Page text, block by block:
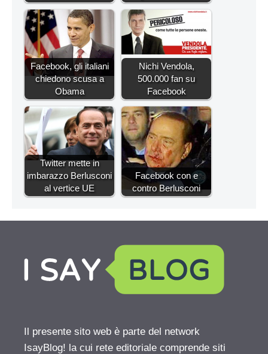
Facebook, gli italiani
chiedono scusa a
Obama
Nichi Vendola,
500.000 fan su
Facebook
Twitter mette in
imbarazzo Berlusconi
al vertice UE
Facebook con e
contro Berlusconi
Il presente sito web è parte del network
IsayBlog! la cui rete editoriale comprende siti